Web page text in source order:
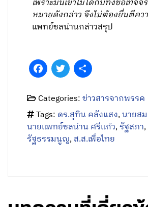
Categories:ข่าวสารจากพรรค
นายแพทย์ชลน่าน ศรีแก้ว
รัฐธรรมนูญ ,ส.ส.เพื่อไทย
บทความที่เกี่ยวข้